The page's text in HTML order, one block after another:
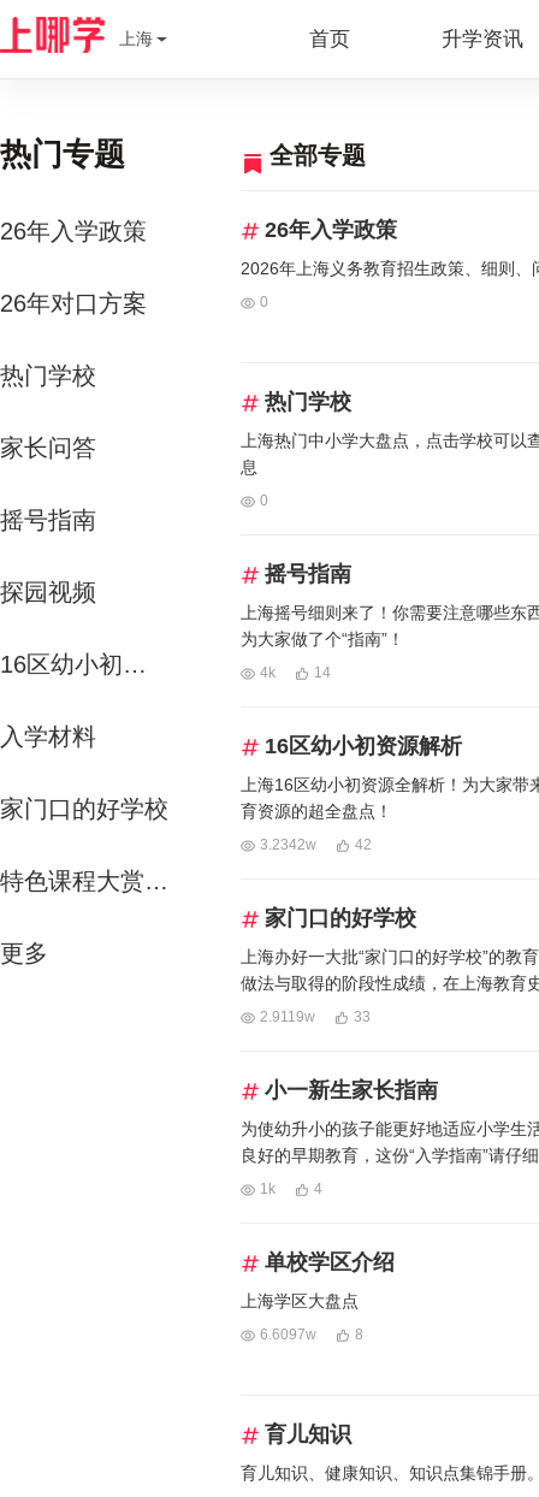
上海 首页 升学资讯
热门专题
26年入学政策
26年对口方案
热门学校
家长问答
摇号指南
探园视频
16区幼小初资源解析
入学材料
家门口的好学校
特色课程大赏-运动课
更多
全部专题
26年入学政策
2026年上海义务教育招生政策、细则、
0
热门学校
上海热门中小学大盘点，点击学校可以
息
0
摇号指南
上海摇号细则来了！你需要注意哪些东
为大家做了个“指南”！
4k 14
16区幼小初资源解析
上海16区幼小初资源全解析！为大家带
育资源的超全盘点！
3.2342w 42
家门口的好学校
上海办好一大批“家门口的好学校”的教
做法与取得的阶段性成绩，在上海教育
值得记上一笔的“标志性大事”。
2.9119w 33
小一新生家长指南
为使幼升小的孩子能更好地适应小学生
良好的早期教育，这份“入学指南”请仔
1k 4
单校学区介绍
上海学区大盘点
6.6097w 8
育儿知识
育儿知识、健康知识、知识点集锦手册